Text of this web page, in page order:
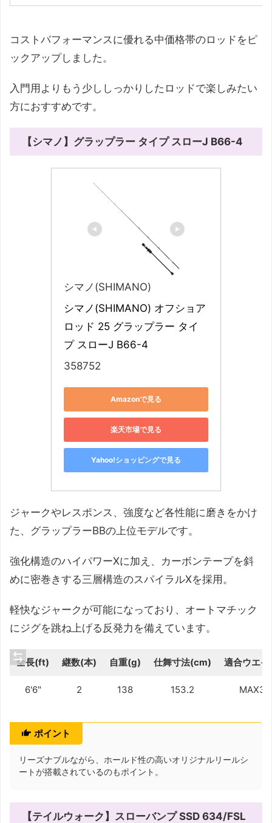
コストパフォーマンスに優れる中価格帯のロッドをピ
ックアップしました。
入門用よりもう少ししっかりしたロッドで楽しみたい
方におすすめです。
【シマノ】グラップラー タイプ スローJ B66-4
シマノ(SHIMANO)
シマノ(SHIMANO) オフショア
ロッド 25 グラップラー タイ
プ スローJ B66-4
358752
Amazonで見る
楽天市場で見る
Yahoo!ショッピングで見る
ジャークやレスポンス、強度など各性能に磨きをかけ
た、グラップラーBBの上位モデルです。
強化構造のハイパワーXに加え、カーボンテープを斜
めに密巻きする三層構造のスパイラルXを採用。
軽快なジャークが可能になっており、オートマチック
にジグを跳ね上げる反発力を備えています。
全長(ft) 継数(本) 自重(g) 仕舞寸法(cm) 適合ウエ
6'6" 2 138 153.2
ポイント
リーズナブルながら、ホールド性の高いオリジナルリールシ
ートが搭載されているのもポイント。
【テイルウォーク】スローバンプ SSD 634/FSL